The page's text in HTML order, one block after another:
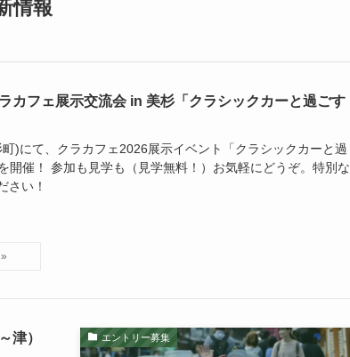
情報
カフェ展示交流会 in 美杉「クラシックカーと過ごす
)にて、クラカフェ2026展示イベント「クラシックカーと過
開催！ 参加も見学も（見学無料！）お気軽にどうぞ。特別な
さい！
エントリー募集
津）